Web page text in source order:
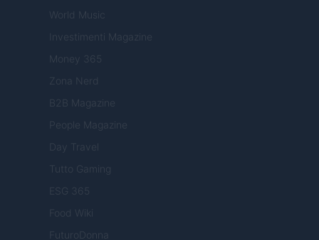
World Music
Investimenti Magazine
Money 365
Zona Nerd
B2B Magazine
People Magazine
Day Travel
Tutto Gaming
ESG 365
Food Wiki
FuturoDonna